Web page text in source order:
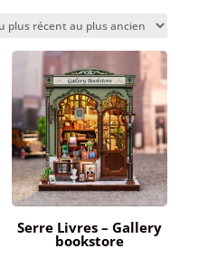
plus
récent
au
plus
ancien
Serre Livres – Gallery
bookstore